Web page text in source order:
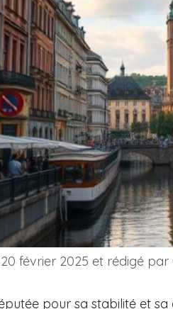
20 février 2025 et rédigé par
pour sa stabilité et